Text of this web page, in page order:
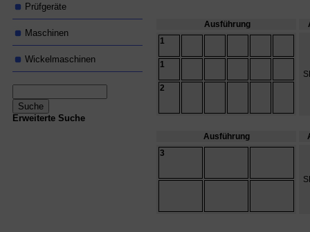
Prüfgeräte
Maschinen
Wickelmaschinen
Erweiterte Suche
Ausführung
1
1
2
Ausführung
3